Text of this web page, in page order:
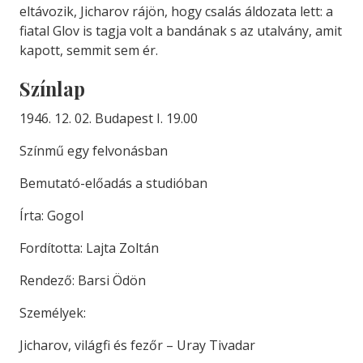
eltávozik, Jicharov rájön, hogy csalás áldozata lett: a
fiatal Glov is tagja volt a bandának s az utalvány, amit
kapott, semmit sem ér.
Színlap
1946. 12. 02. Budapest I. 19.00
Színmű egy felvonásban
Bemutató-előadás a studióban
Írta: Gogol
Fordította: Lajta Zoltán
Rendező: Barsi Ödön
Személyek:
Jicharov, világfi és fezőr – Uray Tivadar